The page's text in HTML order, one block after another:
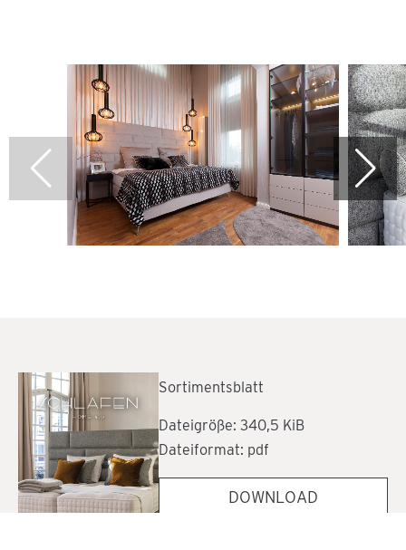
Sortimentsblatt
Dateigröße: 340,5 KiB
Dateiformat: pdf
DOWNLOAD